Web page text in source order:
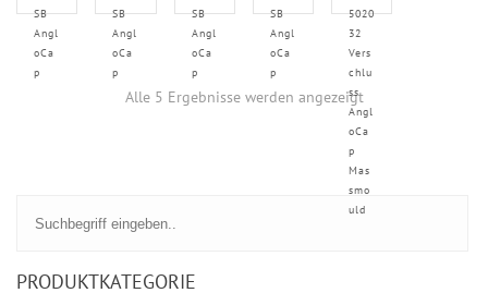
SB
Angl
oCa
p
SB
Angl
oCa
p
SB
Angl
oCa
p
SB
Angl
oCa
p
5020
32
Vers
chlu
ss
Angl
oCa
p
Mas
smo
uld
Alle 5 Ergebnisse werden angezeigt
PRODUKTKATEGORIE